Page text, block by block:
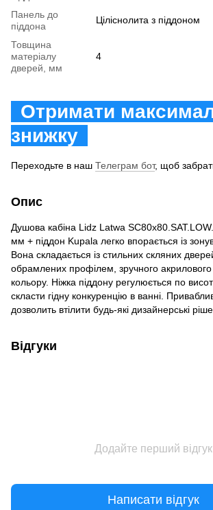
Панель до
піддона
Ціліснолита з піддоном
Товщина
матеріалу
дверей, мм
4
Отримати
знижку
Переходьте в наш Телеграм бот, щоб
Опис
Душова кабіна Lidz Latwa
мм + піддон Kupala легко впорається із
Вона складається із стильних скляних
обрамлених профілем, зручного акрилового
кольору. Ніжка піддону регулюється по
скласти гідну конкуренцію в ванні.
дозволить втілити будь-які дизайнерські
Відгуки
Додайте перший відгук
Написати відгук